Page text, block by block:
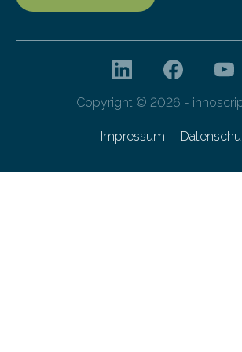
Copyright © 2026 -
Impressum